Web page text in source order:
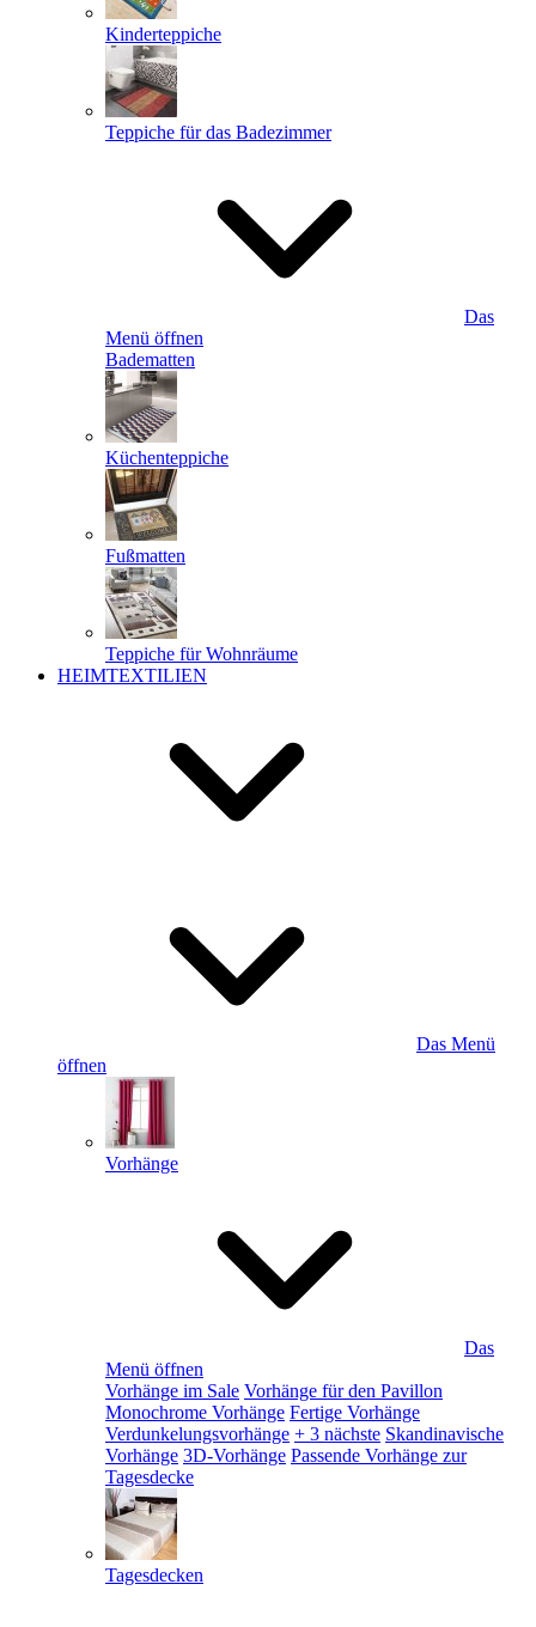
Kinderteppiche
Teppiche für das Badezimmer
Das
Menü öffnen
Badematten
Küchenteppiche
Fußmatten
Teppiche für Wohnräume
HEIMTEXTILIEN
Das Menü
öffnen
Vorhänge
Das
Menü öffnen
Vorhänge im Sale Vorhänge für den Pavillon
Monochrome Vorhänge Fertige Vorhänge
Verdunkelungsvorhänge + 3 nächste Skandinavische
Vorhänge 3D-Vorhänge Passende Vorhänge zur
Tagesdecke
Tagesdecken